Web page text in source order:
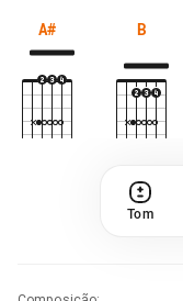
A# B
Tom